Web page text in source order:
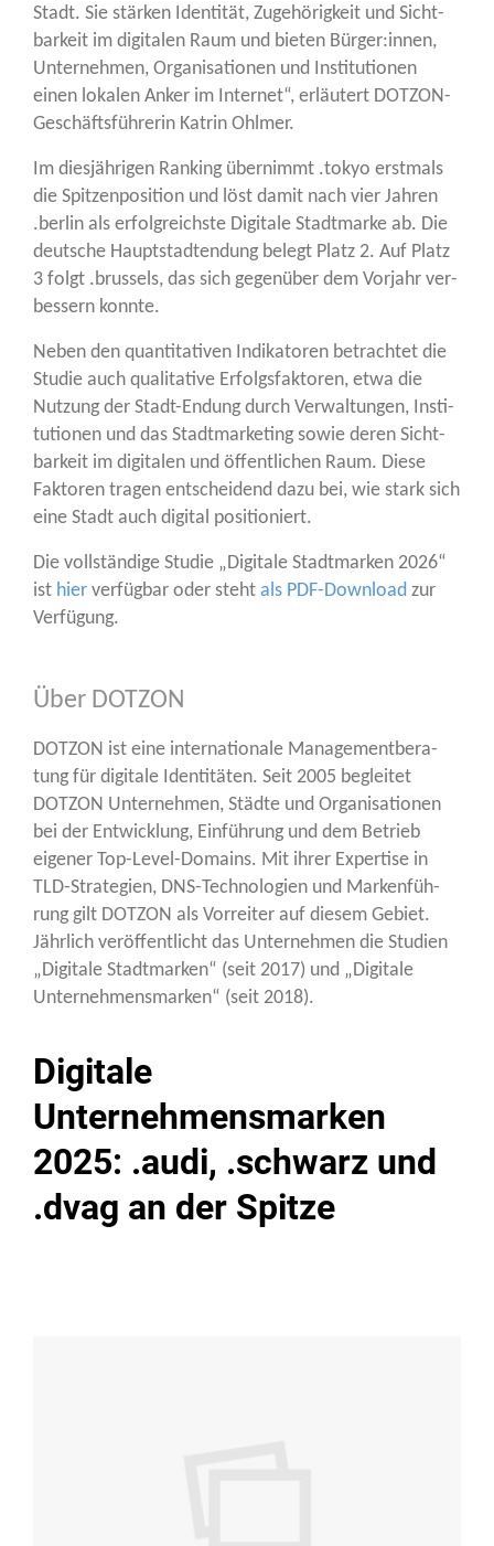
Stadt. Sie stär­ken Iden­ti­tät, Zuge­hö­rig­keit und Sicht­
bar­keit im digi­ta­len Raum und bie­ten Bürger:innen,
Unter­neh­men, Orga­ni­sa­tio­nen und Insti­tu­tio­nen
einen loka­len Anker im Inter­net“, erläu­tert DOT­ZON-
Geschäfts­füh­re­rin Kat­rin Ohlmer.
Im dies­jäh­ri­gen Ran­king über­nimmt .tokyo erst­mals
die Spit­zen­po­si­ti­on und löst damit nach vier Jah­ren
.ber­lin als erfolg­reichs­te Digi­ta­le Stadt­mar­ke ab. Die
deut­sche Haupt­stadt­en­dung belegt Platz 2. Auf Platz
3 folgt .brussels, das sich gegen­über dem Vor­jahr ver­
bes­sern konnte.
Neben den quan­ti­ta­ti­ven Indi­ka­to­ren betrach­tet die
Stu­die auch qua­li­ta­ti­ve Erfolgs­fak­to­ren, etwa die
Nut­zung der Stadt-Endung durch Ver­wal­tun­gen, Insti­
tu­tio­nen und das Stadt­mar­ke­ting sowie deren Sicht­
bar­keit im digi­ta­len und öffent­li­chen Raum. Die­se
Fak­to­ren tra­gen ent­schei­dend dazu bei, wie stark sich
eine Stadt auch digi­tal positioniert.
Die voll­stän­di­ge Stu­die „Digi­ta­le Stadt­mar­ken 2026“
ist hier ver­füg­bar oder steht als PDF-Down­load zur
Verfügung.
Über DOTZON
DOTZON ist eine inter­na­tio­na­le Manage­ment­be­ra­
tung für digi­ta­le Iden­ti­tä­ten. Seit 2005 beglei­tet
DOTZON Unter­neh­men, Städ­te und Orga­ni­sa­tio­nen
bei der Ent­wick­lung, Ein­füh­rung und dem Betrieb
eige­ner Top-Level-Domains. Mit ihrer Exper­ti­se in
TLD-Stra­te­gien, DNS-Tech­no­lo­gien und Mar­ken­füh­
rung gilt DOTZON als Vor­rei­ter auf die­sem Gebiet.
Jähr­lich ver­öf­fent­licht das Unter­neh­men die Stu­di­en
„Digi­ta­le Stadt­mar­ken“ (seit 2017) und „Digi­ta­le
Unter­neh­mens­mar­ken“ (seit 2018).
Digitale
Unternehmensmarken
2025: .audi, .schwarz und
.dvag an der Spitze